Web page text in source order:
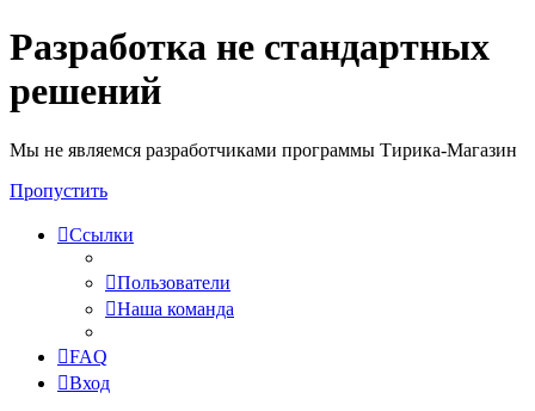
Разработка не стандартных
решений
Мы не являемся разработчиками программы Тирика-Магазин
Пропустить
Ссылки
Пользователи
Наша команда
FAQ
Вход